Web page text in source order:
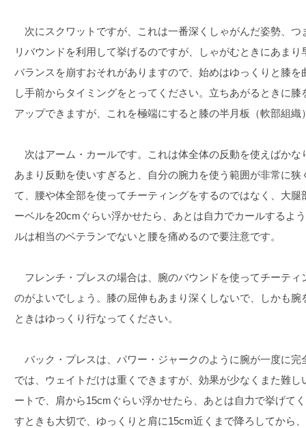
次にスクワットですが、これは一番深くしゃがんだ姿勢、つ
リバウンドを利用して挙げるのですが、しゃがむときにあま
バランスを崩すおそれがありますので、始めはゆっくりと膝
し手前からタイミングをとってください。立ちあがるときに
アップできますが、これを極端にすると膝の半月板（軟部組
次はアーム・カールです。これは体全体の反動を使えばかな
あまり反動を使いすぎると、自分の腕力を使う範囲が非常に
て、腰や体全部を使ってチーティングをするのではなく、大
ーベルを20cmぐらい浮かせたら、あとは自力でカールするよ
ルは相当のベテランでないと腰を痛めるので要注意です。
フレンチ・プレスの場合は、腕のバウンドを使ってチーティ
のがよいでしょう。膝の屈伸もあまり深くしないで、しかも
ときはゆっくり行なってください。
バック・プレスは、パワー・ジャークのように腕が一度に完
では、ウェイトだけは重くできますが、効果が少なくまた難
ートで、肩から15cmぐらい浮かせたら、あとは自力で挙げて
すときも大切で、ゆっくりと肩に15cm近くまで降ろしてから